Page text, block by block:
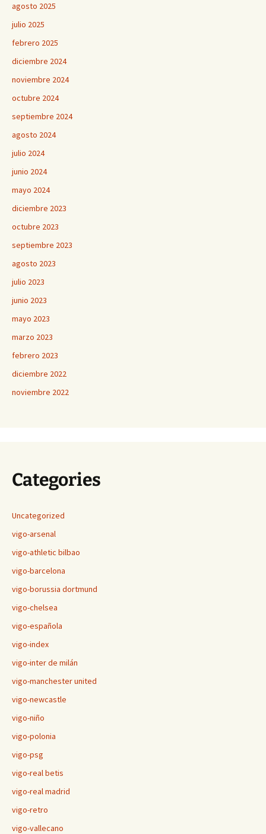
agosto 2025
julio 2025
febrero 2025
diciembre 2024
noviembre 2024
octubre 2024
septiembre 2024
agosto 2024
julio 2024
junio 2024
mayo 2024
diciembre 2023
octubre 2023
septiembre 2023
agosto 2023
julio 2023
junio 2023
mayo 2023
marzo 2023
febrero 2023
diciembre 2022
noviembre 2022
Categories
Uncategorized
vigo-arsenal
vigo-athletic bilbao
vigo-barcelona
vigo-borussia dortmund
vigo-chelsea
vigo-española
vigo-index
vigo-inter de milán
vigo-manchester united
vigo-newcastle
vigo-niño
vigo-polonia
vigo-psg
vigo-real betis
vigo-real madrid
vigo-retro
vigo-vallecano